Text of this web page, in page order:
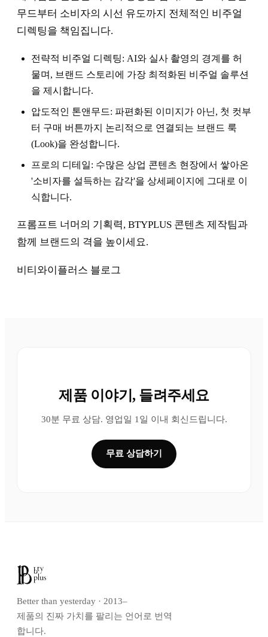
무드부터 소비자의 시선 유도까지 전체적인 비주얼
디렉팅을 책임집니다.
전략적 비주얼 디렉팅: AI와 실사 촬영의 경계를 허
물며, 브랜드 스토리에 가장 최적화된 비주얼 솔루션
을 제시합니다.
압도적인 톤앤무드: 파편화된 이미지가 아닌, 첫 컷부
터 구매 버튼까지 논리적으로 연결되는 브랜드 룩
(Look)을 완성합니다.
프로의 디테일: 수많은 상업 콘텐츠 현장에서 쌓아온
'소비자를 설득하는 감각'을 상세페이지에 그대로 이
식합니다.
프롬프트 너머의 기획력, BTYPLUS 콘텐츠 제작팀과
함께 브랜드의 격을 높이세요.
비티와이플러스 블로그
제품 이야기, 들려주세요
30분 무료 상담. 영업일 1일 이내 회신드립니다.
무료 상담하기
Better than yesterday · 2013–
제품의 진짜 가치를 팔리는 언어로 번역
합니다.